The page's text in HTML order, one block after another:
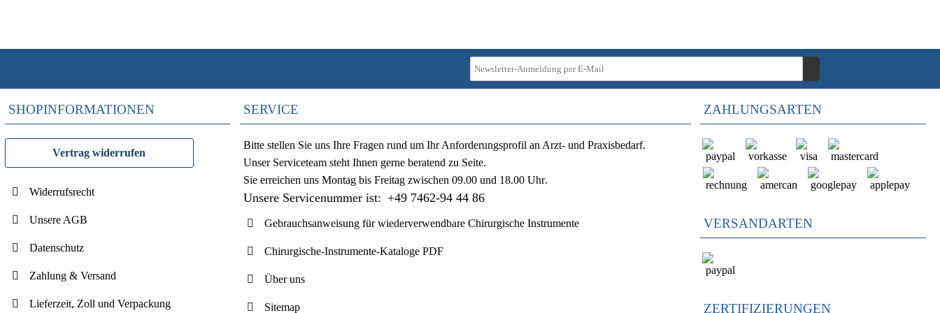
SHOPINFORMATIONEN
Vertrag widerrufen
Widerrufsrecht
Unsere AGB
Datenschutz
Zahlung & Versand
Lieferzeit, Zoll und Verpackung
SERVICE
Bitte stellen Sie uns Ihre Fragen rund um Ihr Anforderungsprofil an Arzt- und Praxisbedarf.
Unser Serviceteam steht Ihnen gerne beratend zu Seite.
Sie erreichen uns Montag bis Freitag zwischen 09.00 und 18.00 Uhr.
Unsere Servicenummer ist: +49 7462-94 44 86
Gebrauchsanweisung für wiederverwendbare Chirurgische Instrumente
Chirurgische-Instrumente-Kataloge PDF
Über uns
Sitemap
ZAHLUNGSARTEN
VERSANDARTEN
ZERTIFIZIERUNGEN